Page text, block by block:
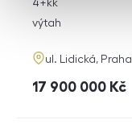
rozměry
4+kk
funkce
výtah
adresa
ul. Lidická, Praha
cena
17 900 000 Kč